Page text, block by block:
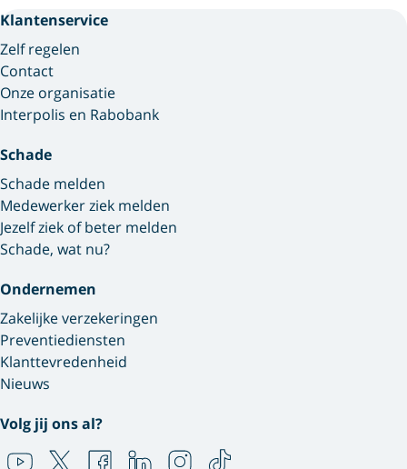
Klantenservice
Zelf regelen
Contact
Onze organisatie
Interpolis en Rabobank
Schade
Schade melden
Medewerker ziek melden
Jezelf ziek of beter melden
Schade, wat nu?
Ondernemen
Zakelijke verzekeringen
Preventiediensten
Klanttevredenheid
Nieuws
Volg jij ons al?